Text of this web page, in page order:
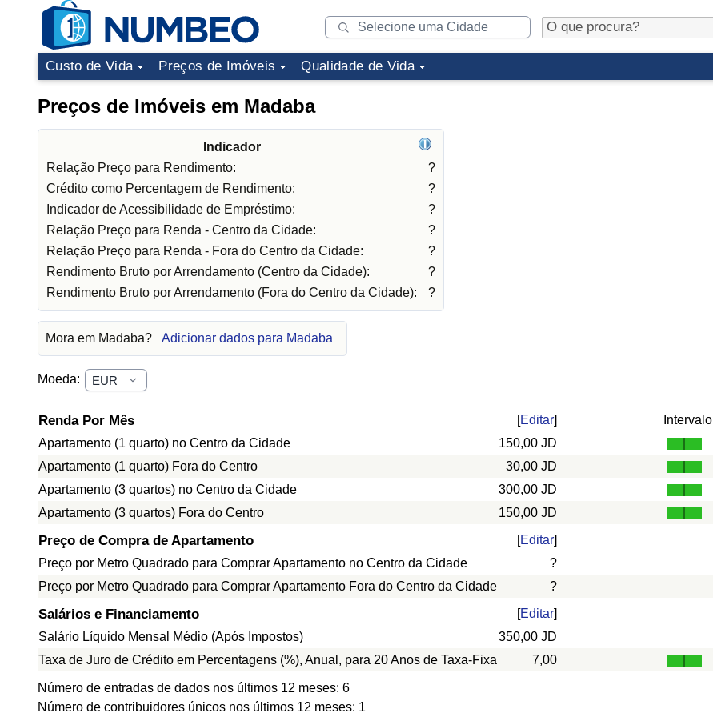
Custo de Vida Preços de Imóveis Qualidade de Vida
Preços de Imóveis em Madaba
Indicador
Relação Preço para Rendimento:
?
Crédito como Percentagem de Rendimento:
?
Indicador de Acessibilidade de Empréstimo:
?
Relação Preço para Renda - Centro da Cidade:
?
Relação Preço para Renda - Fora do Centro da Cidade:
?
Rendimento Bruto por Arrendamento (Centro da Cidade):
?
Rendimento Bruto por Arrendamento (Fora do Centro da Cidade):
?
Mora em Madaba? Adicionar dados para Madaba
Moeda:
Renda Por Mês [Editar]
Intervalo
Apartamento (1 quarto) no Centro da Cidade
150,00 JD
Apartamento (1 quarto) Fora do Centro
30,00 JD
Apartamento (3 quartos) no Centro da Cidade
300,00 JD
Apartamento (3 quartos) Fora do Centro
150,00 JD
Preço de Compra de Apartamento [Editar]
Preço por Metro Quadrado para Comprar Apartamento no Centro da Cidade
?
Preço por Metro Quadrado para Comprar Apartamento Fora do Centro da Cidade
?
Salários e Financiamento [Editar]
Salário Líquido Mensal Médio (Após Impostos)
350,00 JD
Taxa de Juro de Crédito em Percentagens (%), Anual, para 20 Anos de Taxa-Fixa
7,00
Número de entradas de dados nos últimos 12 meses: 6
Número de contribuidores únicos nos últimos 12 meses: 1